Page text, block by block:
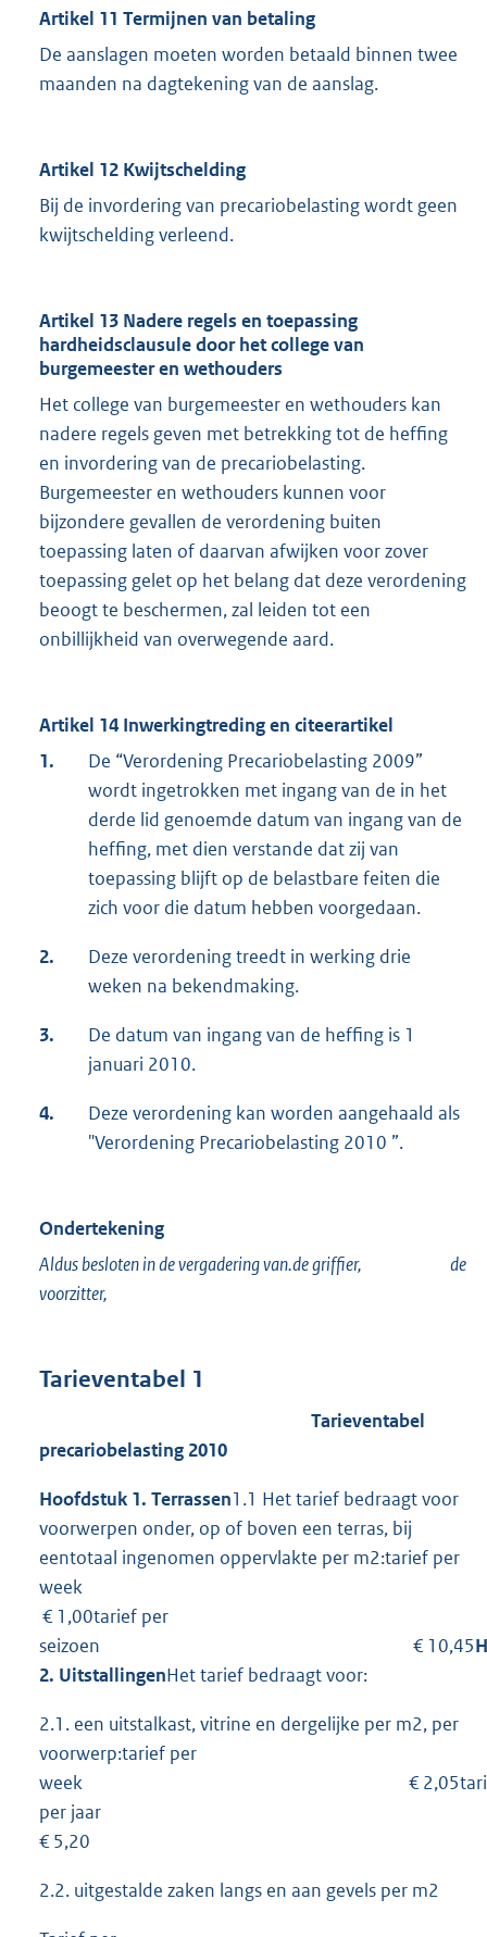
Artikel 11 Termijnen van betaling
De aanslagen moeten worden betaald binnen twee
maanden na dagtekening van de aanslag.
Artikel 12 Kwijtschelding
Bij de invordering van precariobelasting wordt geen
kwijtschelding verleend.
Artikel 13 Nadere regels en toepassing
hardheidsclausule door het college van
burgemeester en wethouders
Het college van burgemeester en wethouders kan
nadere regels geven met betrekking tot de heffing
en invordering van de precariobelasting.
Burgemeester en wethouders kunnen voor
bijzondere gevallen de verordening buiten
toepassing laten of daarvan afwijken voor zover
toepassing gelet op het belang dat deze verordening
beoogt te beschermen, zal leiden tot een
onbillijkheid van overwegende aard.
Artikel 14 Inwerkingtreding en citeerartikel
1.
De “Verordening Precariobelasting 2009”
wordt ingetrokken met ingang van de in het
derde lid genoemde datum van ingang van de
heffing, met dien verstande dat zij van
toepassing blijft op de belastbare feiten die
zich voor die datum hebben voorgedaan.
2.
Deze verordening treedt in werking drie
weken na bekendmaking.
3.
De datum van ingang van de heffing is 1
januari 2010.
4.
Deze verordening kan worden aangehaald als
"Verordening Precariobelasting 2010 ”.
Ondertekening
Aldus besloten in de vergadering van.de griffier, de
voorzitter,
Tarieventabel 1
Tarieventabel
precariobelasting 2010
Hoofdstuk 1. Terrassen1.1 Het tarief bedraagt voor
voorwerpen onder, op of boven een terras, bij
eentotaal ingenomen oppervlakte per m2:tarief per
week
€ 1,00tarief per
seizoen € 10,45
2. UitstallingenHet tarief bedraagt voor:
2.1. een uitstalkast, vitrine en dergelijke per m2, per
voorwerp:tarief per
week €
per jaar
€ 5,20
2.2. uitgestalde zaken langs en aan gevels per m2